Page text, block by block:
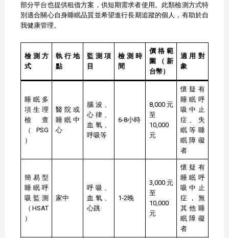
部分平台也提供租借方案，供短期需求者使用。​此類檢測方式特
別適合關心自身睡眠品質並希望進行長期追蹤的個人，有助於自
我健康管理。​
檢測方
式
執行地
點
監測項
目
檢測時
間
價格範
圍（新
台幣）
適用對
象
睡眠多
項生理
檢查
（PSG
）
醫院或
睡眠中
心
腦波、
心律、
血氧、
呼吸等
6-8小時
8,000元
至
10,000
元
懷疑有
睡眠呼
吸中止
症、失
眠等睡
眠障礙
者
簡易型
睡眠呼
吸監測
（HSAT
）
家中
呼吸、
血氧、
心跳
1-2晚
3,000元
至
10,000
元
懷疑有
睡眠呼
吸中止
症，無
其他睡
眠障礙
者